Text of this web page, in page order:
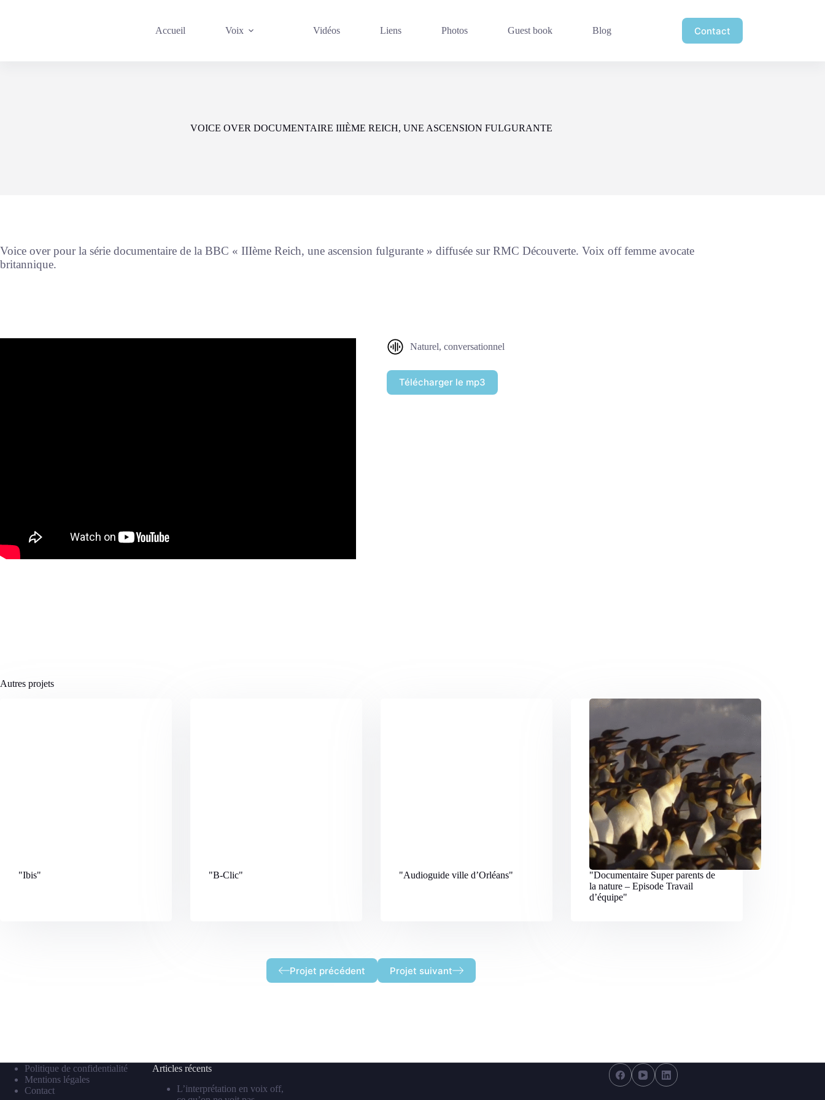
Accueil Voix Vidéos Liens Photos Guest book Blog Contact
VOICE OVER DOCUMENTAIRE IIIÈME REICH, UNE ASCENSION FULGURANTE
Voice over pour la série documentaire de la BBC « IIIème Reich, une ascension fulgurante » diffusée sur RMC Découverte. Voix off femme avocate
britannique.
Naturel, conversationnel
Télécharger le mp3
Autres projets
"Ibis" "B-Clic" "Audioguide ville d’Orléans"
"Documentaire Super parents de
la nature – Episode Travail
d’équipe"
Projet précédent Projet suivant
Politique de confidentialité
Mentions légales
Contact
Articles récents
L’interprétation en voix off,